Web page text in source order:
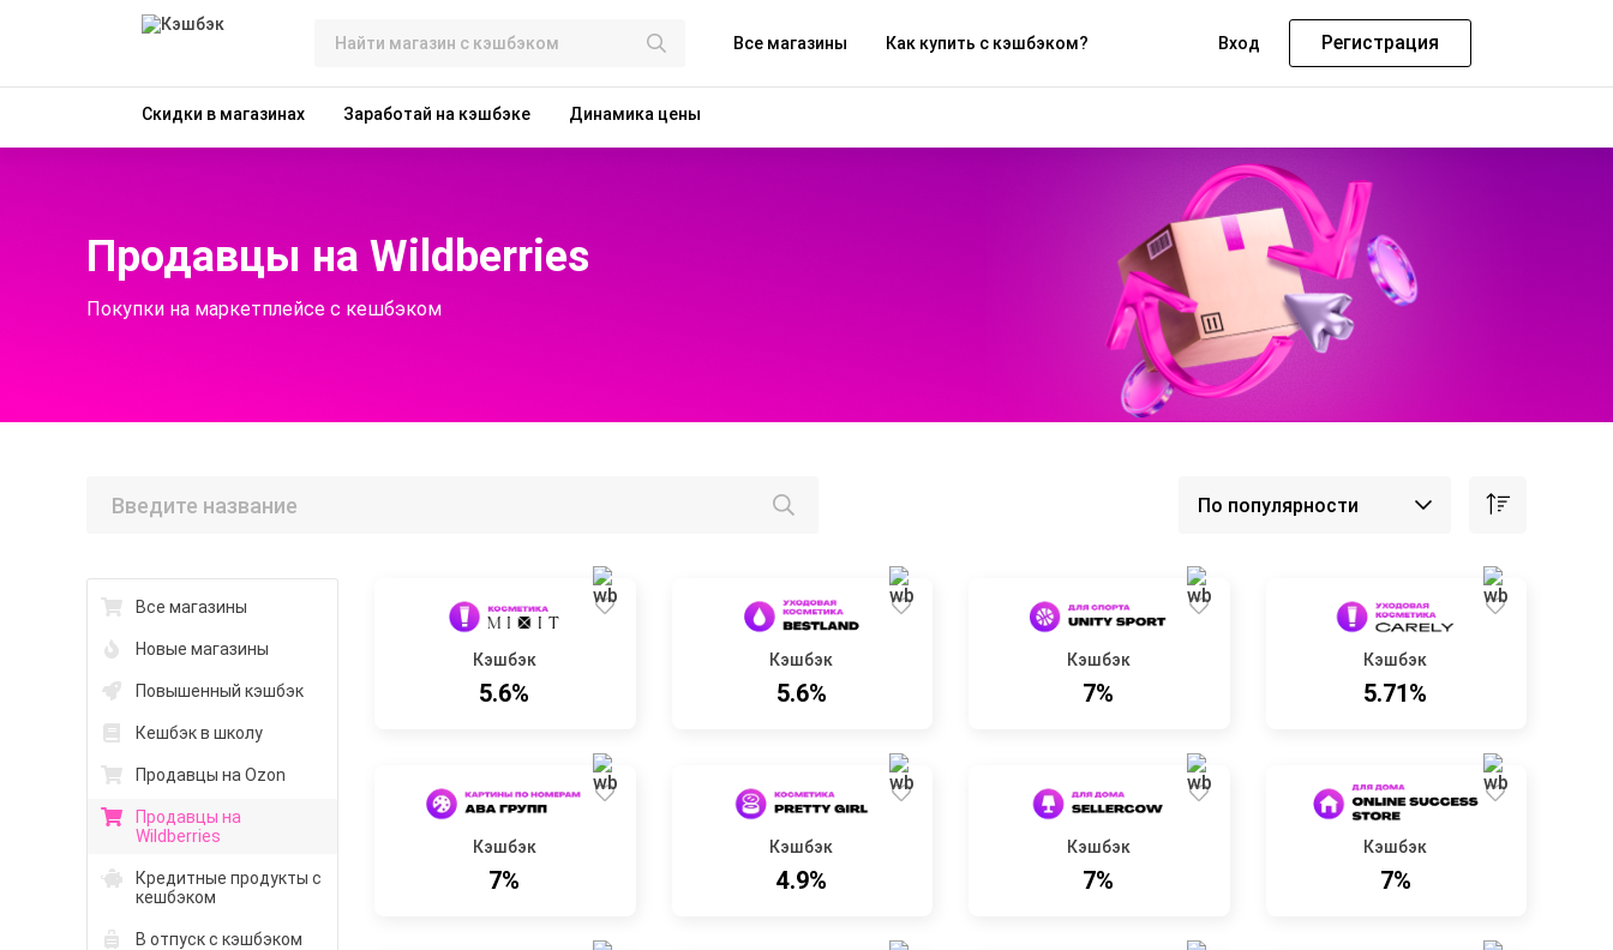
Все магазины Как купить с кэшбэком? Вход Регистрация
Скидки в магазинах Заработай на кэшбэке Динамика цены
Продавцы на Wildberries
Покупки на маркетплейсе с кешбэком
Все магазины
Новые магазины
Повышенный кэшбэк
Кешбэк в школу
Продавцы на Ozon
Продавцы на
Wildberries
Кредитные продукты с
кешбэком
В отпуск с кэшбэком
Кэшбэк
5.6%
Кэшбэк
5.6%
Кэшбэк
7%
Кэшбэк
5.71%
Кэшбэк
7%
Кэшбэк
4.9%
Кэшбэк
7%
Кэшбэк
7%